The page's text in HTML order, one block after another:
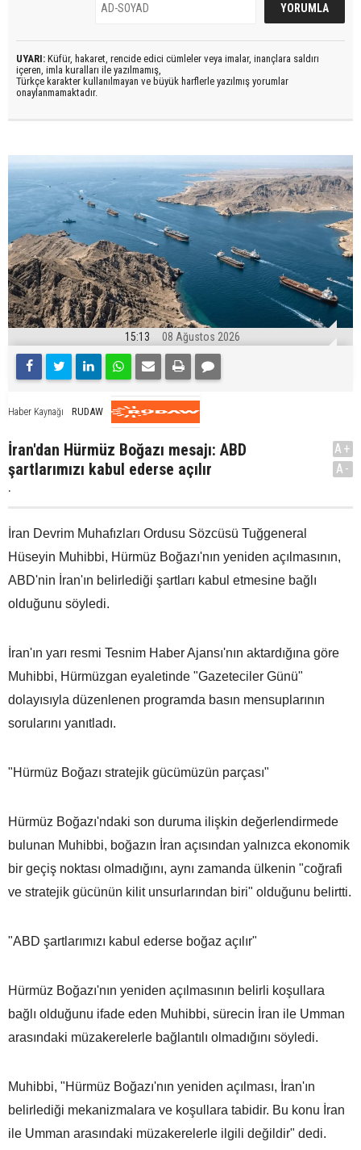
UYARI: Küfür, hakaret, rencide edici cümleler veya imalar, inançlara saldırı
içeren, imla kuralları ile yazılmamış,
Türkçe karakter kullanılmayan ve büyük harflerle yazılmış yorumlar
onaylanmamaktadır.
15:13 08 Ağustos 2026
Haber Kaynağı RUDAW
İran'dan Hürmüz Boğazı mesajı: ABD
şartlarımızı kabul ederse açılır
.
A+
A-
İran Devrim Muhafızları Ordusu Sözcüsü Tuğgeneral
Hüseyin Muhibbi, Hürmüz Boğazı'nın yeniden açılmasının,
ABD'nin İran'ın belirlediği şartları kabul etmesine bağlı
olduğunu söyledi.
İran'ın yarı resmi Tesnim Haber Ajansı'nın aktardığına göre
Muhibbi, Hürmüzgan eyaletinde "Gazeteciler Günü"
dolayısıyla düzenlenen programda basın mensuplarının
sorularını yanıtladı.
"Hürmüz Boğazı stratejik gücümüzün parçası"
Hürmüz Boğazı'ndaki son duruma ilişkin değerlendirmede
bulunan Muhibbi, boğazın İran açısından yalnızca ekonomik
bir geçiş noktası olmadığını, aynı zamanda ülkenin "coğrafi
ve stratejik gücünün kilit unsurlarından biri" olduğunu belirtti.
"ABD şartlarımızı kabul ederse boğaz açılır"
Hürmüz Boğazı'nın yeniden açılmasının belirli koşullara
bağlı olduğunu ifade eden Muhibbi, sürecin İran ile Umman
arasındaki müzakerelerle bağlantılı olmadığını söyledi.
Muhibbi, "Hürmüz Boğazı'nın yeniden açılması, İran'ın
belirlediği mekanizmalara ve koşullara tabidir. Bu konu İran
ile Umman arasındaki müzakerelerle ilgili değildir" dedi.